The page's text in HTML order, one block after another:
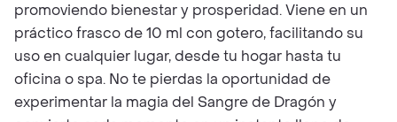
promoviendo bienestar y prosperidad. Viene en un
práctico frasco de 10 ml con gotero, facilitando su
uso en cualquier lugar, desde tu hogar hasta tu
oficina o spa. No te pierdas la oportunidad de
experimentar la magia del Sangre de Dragón y